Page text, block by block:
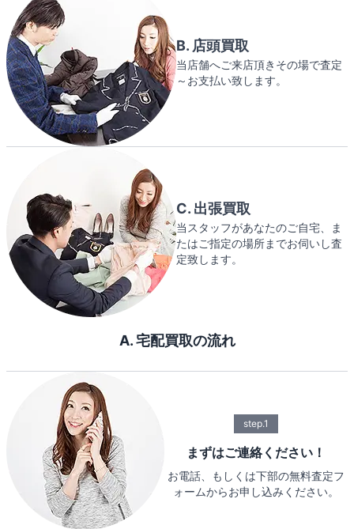
B. 店頭買取
当店舗へご来店頂きその場で査定
～お支払い致します。
C. 出張買取
当スタッフがあなたのご自宅、ま
たはご指定の場所までお伺いし査
定致します。
A. 宅配買取の流れ
step.1
まずはご連絡ください！
お電話、もしくは下部の無料査定フ
ォームからお申し込みください。